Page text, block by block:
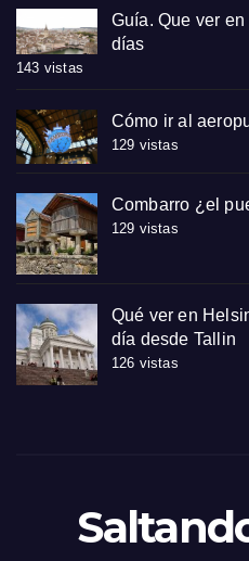
Guía. Que ver
días
143 vistas
Cómo ir al
129 vistas
Combarro ¿el
129 vistas
Qué ver en
día desde Tallin
126 vistas